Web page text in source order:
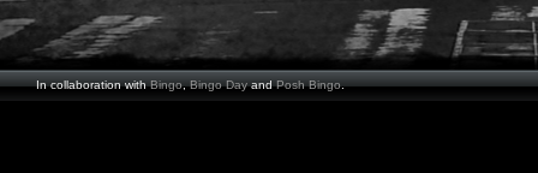
In collaboration withBingo,Bingo DayandPosh Bingo.